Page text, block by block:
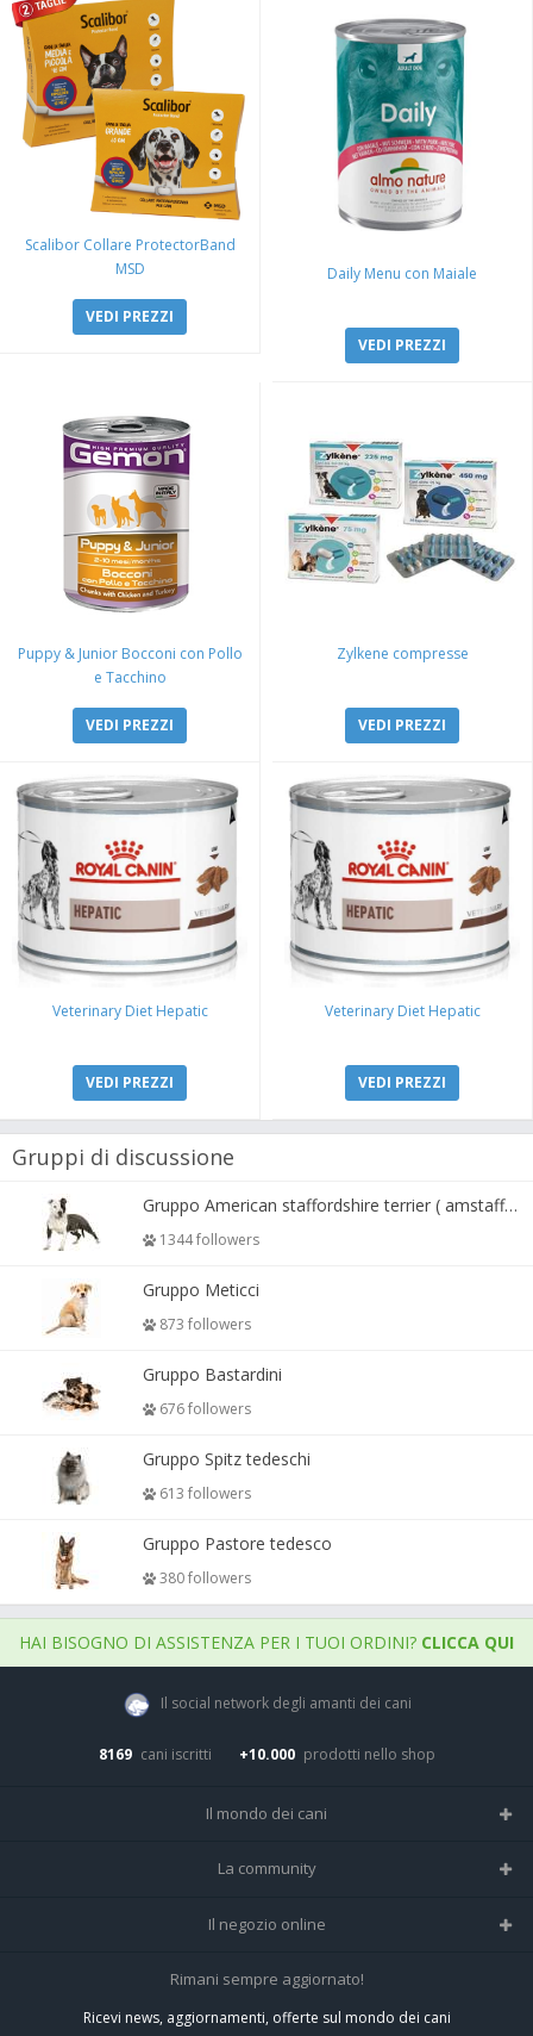
Scalibor Collare ProtectorBand
MSD
VEDI PREZZI
Daily Menu con Maiale
VEDI PREZZI
Puppy & Junior Bocconi con Pollo
e Tacchino
VEDI PREZZI
Zylkene compresse
VEDI PREZZI
Veterinary Diet Hepatic
VEDI PREZZI
Veterinary Diet Hepatic
VEDI PREZZI
Gruppi di discussione
Gruppo American staffordshire terrier ( amstaff, amastaff )
1344 followers
Gruppo Meticci
873 followers
Gruppo Bastardini
676 followers
Gruppo Spitz tedeschi
613 followers
Gruppo Pastore tedesco
380 followers
HAI BISOGNO DI ASSISTENZA PER I TUOI ORDINI? CLICCA QUI
Il social network degli amanti dei cani
8169 cani iscritti +10.000 prodotti nello shop
Il mondo dei cani
Tutte le razze
La community
Home
Tutti i cani iscritti
Il negozio online
Negozio per cani
Spedizioni e resi
Rimani sempre aggiornato!
Ricevi news, aggiornamenti, offerte sul mondo dei cani